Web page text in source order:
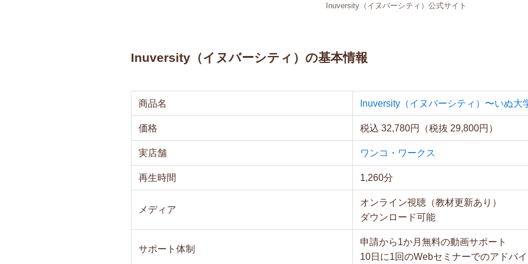
Inuversity（イヌバーシティ）公式サイト
Inuversity（イヌバーシティ）の基本情報
商品名 Inuversity（イヌバーシティ）〜いぬ大
価格 税込 32,780円（税抜 29,800円）
実店舗 ワンコ・ワークス
再生時間 1,260分
メディア
オンライン視聴（教材更新あり）
ダウンロード可能
サポート体制
申請から1か月無料の動画サポート
10日に1回のWebセミナーでのアドバイ